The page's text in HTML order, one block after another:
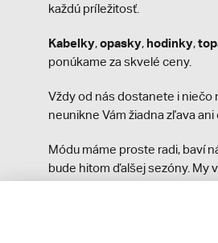
každú príležitosť.
Kabelky,opasky, hodinky,
ponúkame za skvelé ceny.
Vždy od nás dostanete i niečo
neunikne Vám žiadna zľava
Módu máme proste radi, baví
bude hitom ďalšej sezóny. My